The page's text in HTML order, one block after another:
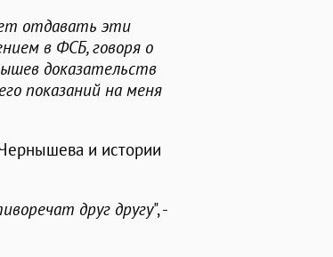
отдавать эти
в ФСБ, говоря о
доказательств
показаний на меня
и истории
друг другу", -